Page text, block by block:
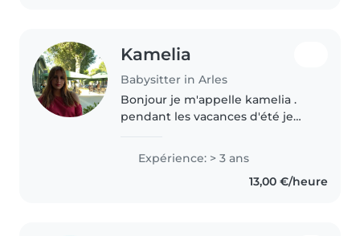
Kamelia
Babysitter in Arles
Bonjour je m'appelle kamelia .
pendant les vacances d'été je
disponible que le soir et la
journée le mercredi, samedi et
Expérience: > 3 ans
13,00 €/heure